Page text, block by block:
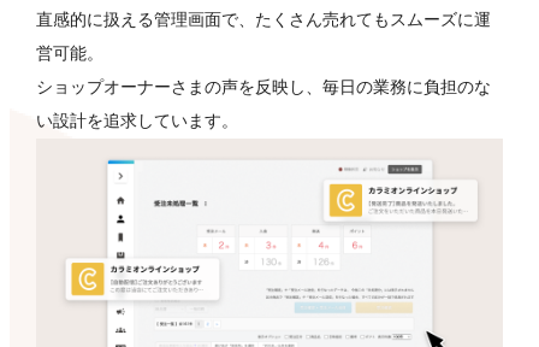
直感的に扱える管理画面で、たくさん売れてもスムーズに運
営可能。
ショップオーナーさまの声を反映し、毎日の業務に負担のな
い設計を追求しています。